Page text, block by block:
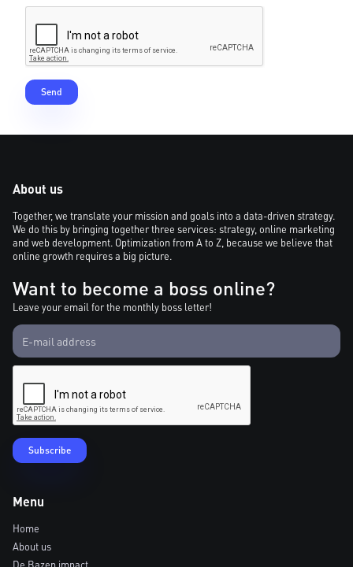
About us
Together, we translate your mission and goals into a data-driven strategy.
We do this by bringing together three services: strategy, online marketing
and web development. Optimization from A to Z, because we believe that
online growth requires a big picture.
Want to become a boss online?
Leave your email for the monthly boss letter!
Menu
Home
About us